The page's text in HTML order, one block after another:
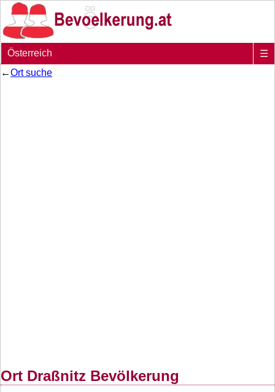
Österreich
☰
←Ort suche
Ort Draßnitz Bevölkerung